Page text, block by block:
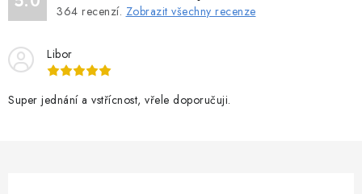
364 recenzí. Zobrazit všechny recenze
Libor
Super jednání a vstřícnost, vřele doporučuji.